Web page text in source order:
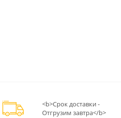
<b>Срок доставки -
Отгрузим завтра</b>